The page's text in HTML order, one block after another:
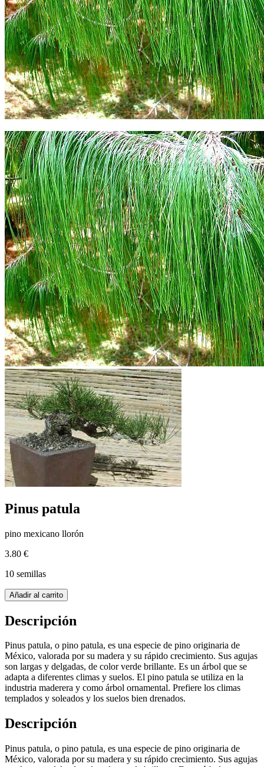
Pinus patula
pino mexicano llorón
3.80 €
10 semillas
Añadir al carrito
Descripción
Pinus patula, o pino patula, es una especie de pino originaria de
México, valorada por su madera y su rápido crecimiento. Sus agujas
son largas y delgadas, de color verde brillante. Es un árbol que se
adapta a diferentes climas y suelos. El pino patula se utiliza en la
industria maderera y como árbol ornamental. Prefiere los climas
templados y soleados y los suelos bien drenados.
Descripción
Pinus patula, o pino patula, es una especie de pino originaria de
México, valorada por su madera y su rápido crecimiento. Sus agujas